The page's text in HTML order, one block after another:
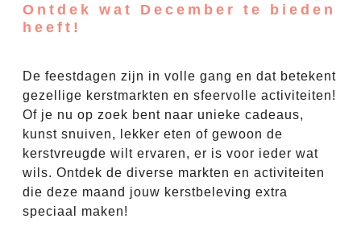
Ontdek wat December te bieden
heeft!
De feestdagen zijn in volle gang en dat betekent
gezellige kerstmarkten en sfeervolle activiteiten!
Of je nu op zoek bent naar unieke cadeaus,
kunst snuiven, lekker eten of gewoon de
kerstvreugde wilt ervaren, er is voor ieder wat
wils. Ontdek de diverse markten en activiteiten
die deze maand jouw kerstbeleving extra
speciaal maken!